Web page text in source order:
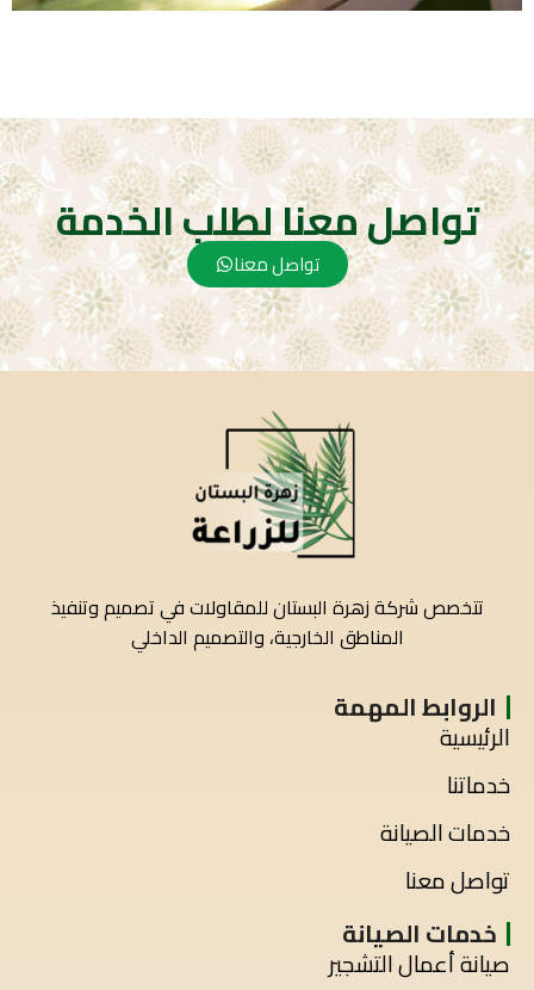
تواصل معنا لطلب الخدمة
تواصل معنا
تتخصص شركة زهرة البستان للمقاولات في تصميم وتنفيذ
المناطق الخارجية، والتصميم الداخلي
الروابط المهمة
الرئيسية
خدماتنا
خدمات الصيانة
تواصل معنا
خدمات الصيانة
صيانة أعمال التشجير